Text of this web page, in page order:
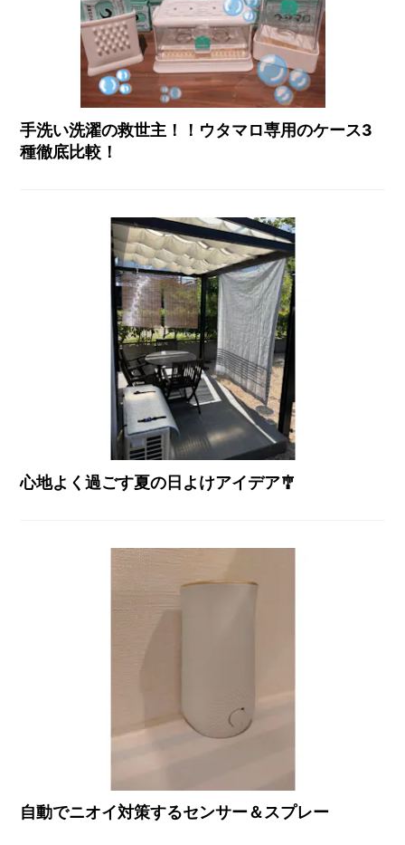
手洗い洗濯の救世主！！ウタマロ専用のケース3
種徹底比較！
心地よく過ごす夏の日よけアイデア🎐
自動でニオイ対策するセンサー＆スプレー